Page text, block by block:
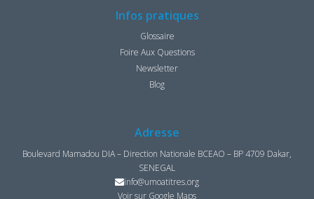
Infos pratiques
Glossaire
Foire Aux Questions
Newsletter
Blog
Adresse
Boulevard Mamadou DIA – Direction Nationale BCEAO – BP 4709 Dakar,
SENEGAL
info@umoatitres.org
Voir sur Google Maps